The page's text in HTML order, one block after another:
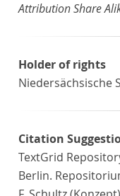
Attribution Share
Holder of rights
Niedersächsische
Citation
TextGrid
Berlin.